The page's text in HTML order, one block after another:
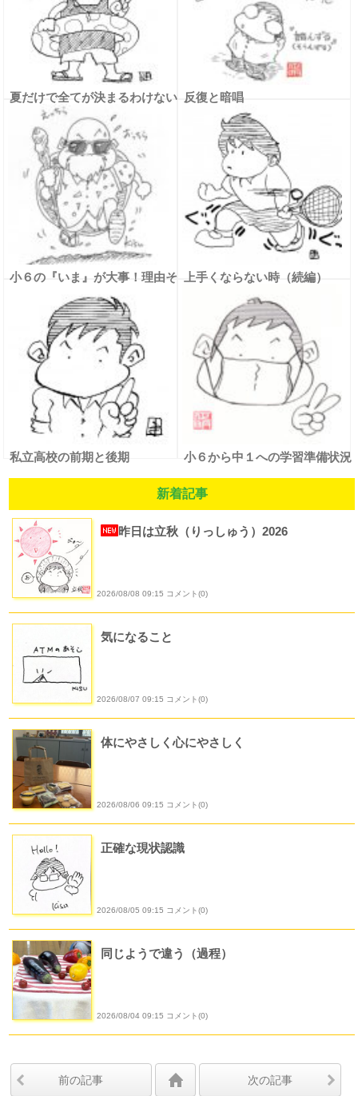
夏だけで全てが決まるわけない 反復と暗唱
小６の『いま』が大事！理由そ
上手くならない時（続編）
私立高校の前期と後期 小６から中１への学習準備状況
新着記事
昨日は立秋（りっしゅう）2026
2026/08/08 09:15 コメント(0)
気になること
2026/08/07 09:15 コメント(0)
体にやさしく心にやさしく
2026/08/06 09:15 コメント(0)
正確な現状認識
2026/08/05 09:15 コメント(0)
同じようで違う（過程）
2026/08/04 09:15 コメント(0)
前の記事 次の記事